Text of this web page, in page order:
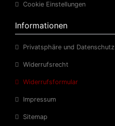
Cookie Einstellungen
Informationen
Privatsphäre und Datenschutz
Widerrufsrecht
Widerrufsformular
Impressum
Sitemap